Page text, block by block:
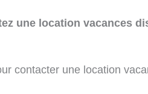
une location vacances
contacter une location